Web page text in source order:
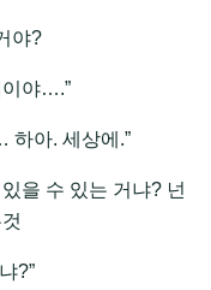
야?
야….”
하아. 세상에.”
을 수 있는 거냐? 넌
?”